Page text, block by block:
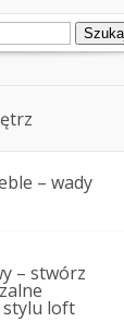
– wady
– stwórz
stylu loft